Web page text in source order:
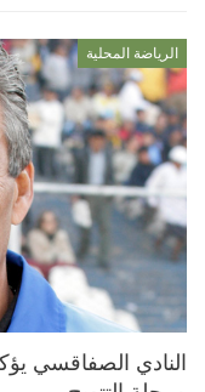
الرياضة المحلية
النادي الصفاقسي